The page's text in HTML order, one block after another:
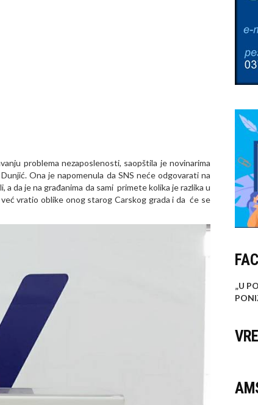
problema nezaposlenosti, saopštila je novinarima
Ona je napomenula da SNS neće odgovarati na
da je na građanima da sami primete kolika je razlika u
vratio oblike onog starog Carskog grada i da će se
„U